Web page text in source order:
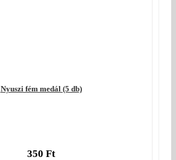
Nyuszi fém medál (5 db)
350 Ft